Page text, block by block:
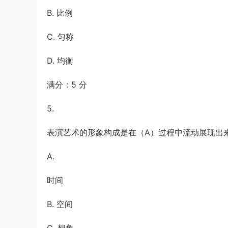
B. 比例
C. 匀称
D. 均衡
满分：5 分
5.
表演艺术的形象构成是在（A）过程中流动展现出
A.
时间
B. 空间